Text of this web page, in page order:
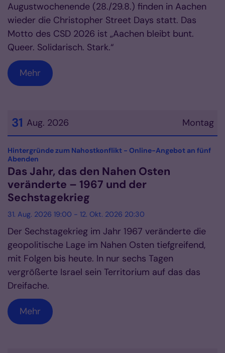
Augustwochenende (28./29.8.) finden in Aachen
wieder die Christopher Street Days statt. Das
Motto des CSD 2026 ist „Aachen bleibt bunt.
Queer. Solidarisch. Stark.“
Mehr
Montag
31 Aug. 2026
Datum: 31. August 2026
Hintergründe zum Nahostkonflikt - Online-Angebot an fünf
Abenden
Das Jahr, das den Nahen Osten
veränderte – 1967 und der
Sechstagekrieg
31. Aug. 2026 19:00 - 12. Okt. 2026 20:30
Der Sechstagekrieg im Jahr 1967 veränderte die
geopolitische Lage im Nahen Osten tiefgreifend,
mit Folgen bis heute. In nur sechs Tagen
vergrößerte Israel sein Territorium auf das das
Dreifache.
Mehr